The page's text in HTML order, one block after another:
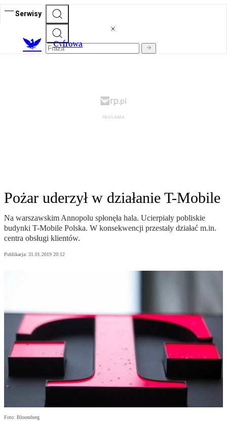
Serwisy
Cyfrowa
Pożar uderzył w działanie T-Mobile
Na warszawskim Annopolu spłonęła hala. Ucierpiały pobliskie
budynki T-Mobile Polska. W konsekwencji przestały działać m.in.
centra obsługi klientów.
Publikacja: 31.01.2019 20:12
Foto: Bloomberg